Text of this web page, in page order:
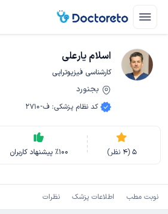
اسلام یارعلی
کارشناسی فیزیوتراپی
بجنورد
کد نظام پزشکی: ف-2710
5
(
4 نظر) ٪100 پیشنهاد کاربران
نوبت مطب اطلاعات پزشک نظرات